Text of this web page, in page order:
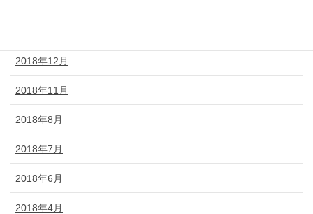
2018年12月
2018年11月
2018年8月
2018年7月
2018年6月
2018年4月